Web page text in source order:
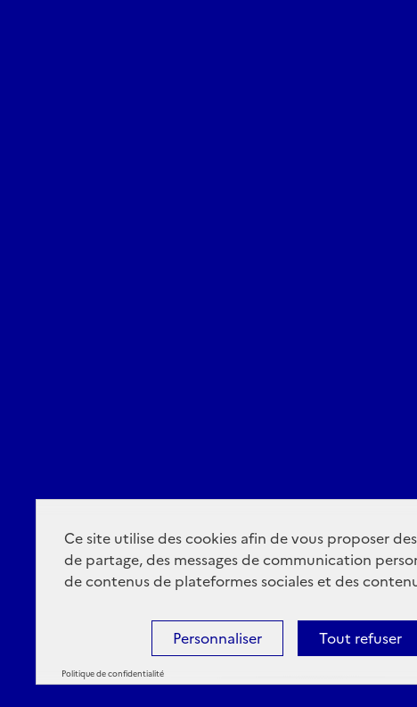
Ce site utilise des cookies afin de vous proposer
de partage, des messages de communication
de contenus de plateformes sociales et des
Tout refuser
Personnaliser
Politique de confidentialité